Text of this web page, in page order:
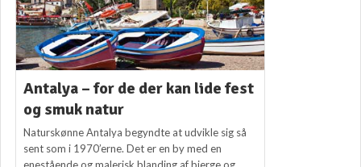
Antalya – for de der kan lide fest
og smuk natur
Naturskønne Antalya begyndte at udvikle sig så
sent som i 1970’erne. Det er en by med en